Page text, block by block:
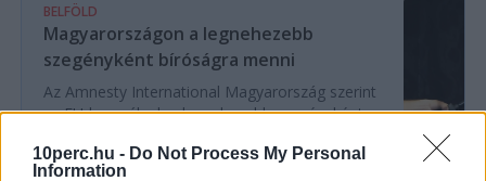
10perc.hu - Do Not Process My Personal
Information
BELFÖLD
Magyarországon a legnehezebb
szegényként bíróságra menni
Az Amnesty International Magyarország szerint
az EU-ban nálunk a legnehezebb szegényként
emelését javaso...